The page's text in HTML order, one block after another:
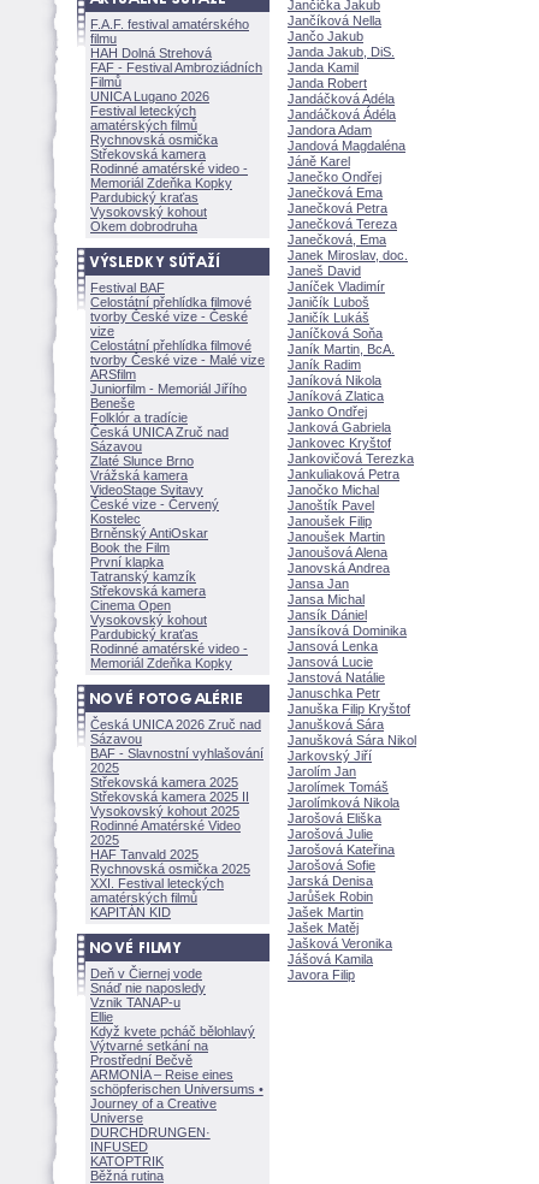
F.A.F. festival amatérského
filmu
HAH Dolná Strehov
FAF - Festival Ambroziádních
Filmů
UNICA Lugano 2026
Festival leteckých
amatérských filmů
Rychnovská osmička
Střekovská kamera
Rodinné amatérské video -
Memoriál Zdeňka Kopky
Pardubický kraťas
Vysokovský kohout
Okem dobrodruha
Festival BAF
Celostátní přehlídka filmové
tvorby České vize - České
vize
Celostátní přehlídka filmové
tvorby České vize - Malé vize
ARSfilm
Juniorfilm - Memoriál Jiřího
Beneše
Folklór a tradície
Česká UNICA Zruč nad
Sázavou
Zlaté Slunce Brno
Vrážská kamera
VideoStage Svitavy
České vize - Červený
Kostelec
Brněnský AntiOskar
Book the Film
První klapka
Tatranský kamzík
Střekovská kamera
Cinema Open
Vysokovský kohout
Pardubický kraťas
Rodinné amatérské video -
Memoriál Zdeňka Kopky
Česká UNICA 2026 Zruč nad
Sázavou
BAF - Slavnostní vyhlašování
2025
Střekovská kamera 2025
Střekovská kamera 2025 II
Vysokovský kohout 2025
Rodinné Amatérské Video
2025
HAF Tanvald 2025
Rychnovská osmička 2025
XXI. Festival leteckých
amatérských filmů
KAPITÁN KID
Deň v Čiernej vode
Snáď nie naposledy
Vznik TANAP-u
Ellie
Když kvete pcháč bělohlavý
Výtvarné setkání na
Prostřední Bečvě
ARMONÍA – Reise eines
schöpferischen Universums •
Journey of a Creative
Universe
DURCHDRUNGEN·
INFUSED
KATOPTRIK
Běžná rutina
Jančička Jakub
Jančíková Nella
Jančo Jakub
Janda Jakub, DiS.
Janda Kamil
Janda Robert
Jandáčková Adéla
Jandáčková Ádéla
Jandora Adam
Jandová Magdaléna
Jáně Karel
Janečko Ondřej
Janečková Ema
Janečková Petra
Janečková Tereza
Janečková, Ema
Janek Miroslav, doc.
Janeš David
Janíček Vladimír
Janičík Lubo
Janičík Luk
Janíčková Soňa
Janík Martin, BcA.
Janík Radim
Janíková Nikola
Janíková Zlatica
Janko Ondřej
Janková Gabriela
Jankovec Kryštof
Jankovičová Terezka
Jankuliaková Petra
Janočko Michal
Janoštík Pavel
Janoušek Filip
Janoušek Martin
Janoušová Alena
Janovská Andrea
Jansa Jan
Jansa Michal
Jansík Dániel
Jansíková Dominika
Jansová Lenka
Jansová Lucie
Janstová Natálie
Januschka Petr
Januška Filip Kryštof
Janušková Sára
Janušková Sára Nikol
Jarkovský Jiří
Jarolím Jan
Jarolímek Tom
Jarolímková Nikola
Jarošová Eliška
Jarošová Julie
Jarošová Kateřina
Jarošová Sofie
Jarská Denisa
Jarůšek Robin
Jašek Martin
Jašek Matěj
Jašková Veronika
Jášová Kamila
Javora Filip